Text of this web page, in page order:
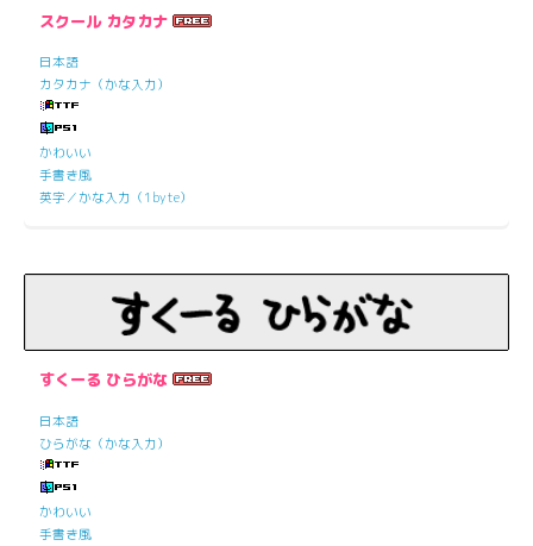
スクール カタカナ
日本語
カタカナ（かな入力）
かわいい
手書き風
英字／かな入力（1byte）
すくーる ひらがな
日本語
ひらがな（かな入力）
かわいい
手書き風